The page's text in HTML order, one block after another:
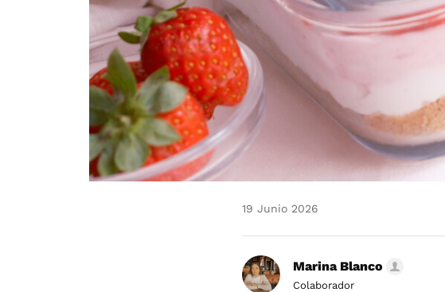
19 Junio 2026
Marina Blanco
Colaborador